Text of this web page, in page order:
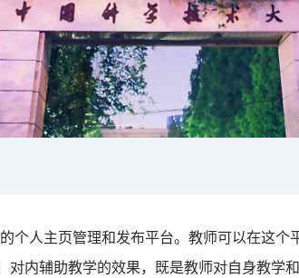
个人主页管理和发布平台。教师可以在这
内辅助教学的效果，既是教师对自身教学